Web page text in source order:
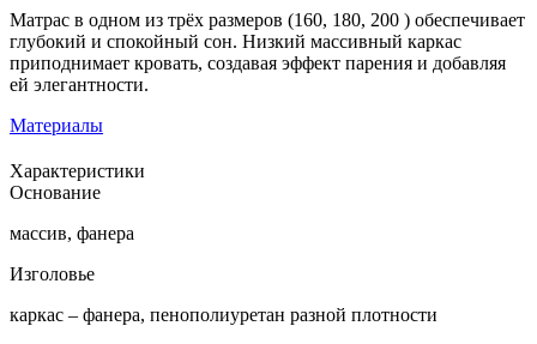
Матрас в одном из трёх размеров (160, 180, 200 ) обеспечивает
глубокий и спокойный сон. Низкий массивный каркас
приподнимает кровать, создавая эффект парения и добавляя
ей элегантности.
Материалы
Характеристики
Основание
массив, фанера
Изголовье
каркас – фанера, пенополиуретан разной плотности